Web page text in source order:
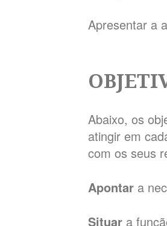
Apresentar a
Abaixo, os
atingir em
com os seus
Apontar a
Situar a